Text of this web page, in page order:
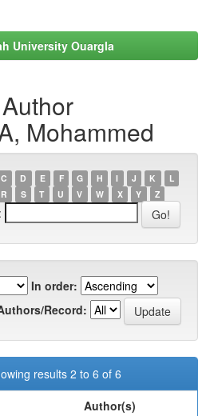
University Ouargla
Mohammed
C D E F G H I J K
L
R S T U V W X Y Z
In order:
Record:
results 2 to 6 of 6
Author(s)